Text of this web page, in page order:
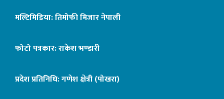
मल्टिमिडिया: तिमोफी मिजार नेपाली
फोटो पत्रकार: राकेश भण्डारी
प्रदेश प्रतिनिधि: गणेश क्षेत्री (पोखरा)